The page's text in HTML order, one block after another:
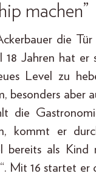
machen”
die
Jahren hat er
Level zu
besonders aber
die
kommt er
bereits als
Mit 16 startet